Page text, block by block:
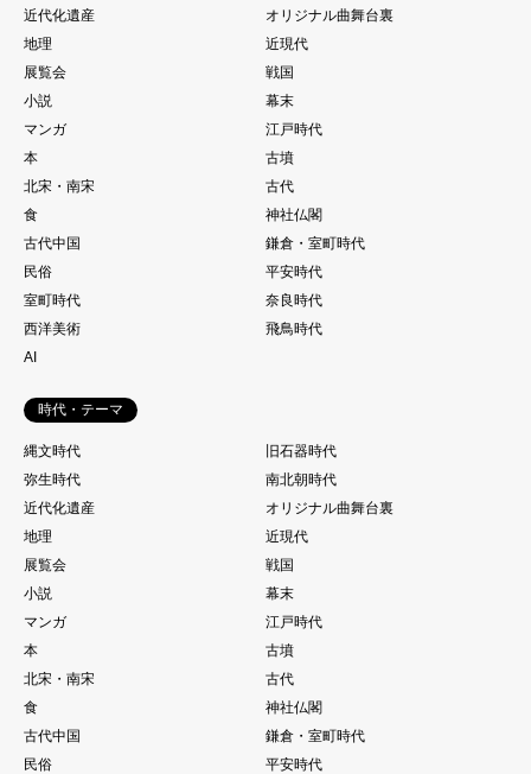
近代化遺産
オリジナル曲舞台裏
地理
近現代
展覧会
戦国
小説
幕末
マンガ
江戸時代
本
古墳
北宋・南宋
古代
食
神社仏閣
古代中国
鎌倉・室町時代
民俗
平安時代
室町時代
奈良時代
西洋美術
飛鳥時代
AI
時代・テーマ
縄文時代
旧石器時代
弥生時代
南北朝時代
近代化遺産
オリジナル曲舞台裏
地理
近現代
展覧会
戦国
小説
幕末
マンガ
江戸時代
本
古墳
北宋・南宋
古代
食
神社仏閣
古代中国
鎌倉・室町時代
民俗
平安時代